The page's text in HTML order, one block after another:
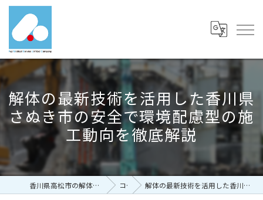
解体の最新技術を活用した香川県
さぬき市の安全で環境配慮型の施
工動向を徹底解説
香川県高松市の解体なら有限会社富士メディカルサービス コラム 解体の最新技術を活用した香川県さぬき市の安全で環境配慮型の施工動向を徹底解説